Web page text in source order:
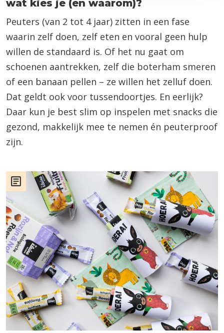
wat kies je (en waarom)?
Peuters (van 2 tot 4 jaar) zitten in een fase
waarin zelf doen, zelf eten en vooral geen hulp
willen de standaard is. Of het nu gaat om
schoenen aantrekken, zelf die boterham smeren
of een banaan pellen – ze willen het zelluf doen.
Dat geldt ook voor tussendoortjes. En eerlijk?
Daar kun je best slim op inspelen met snacks die
gezond, makkelijk mee te nemen én peuterproof
zijn.